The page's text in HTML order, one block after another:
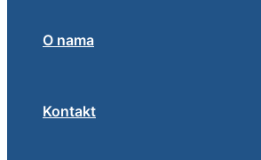
O nama
Kontakt